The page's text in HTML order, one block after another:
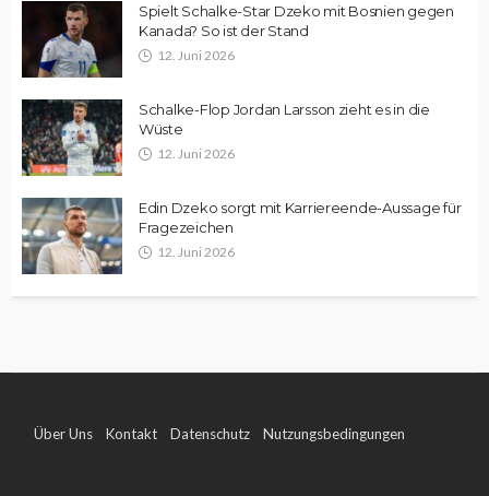
Spielt Schalke-Star Dzeko mit Bosnien gegen
Kanada? So ist der Stand
12. Juni 2026
Schalke-Flop Jordan Larsson zieht es in die
Wüste
12. Juni 2026
Edin Dzeko sorgt mit Karriereende-Aussage für
Fragezeichen
12. Juni 2026
Über Uns Kontakt Datenschutz Nutzungsbedingungen